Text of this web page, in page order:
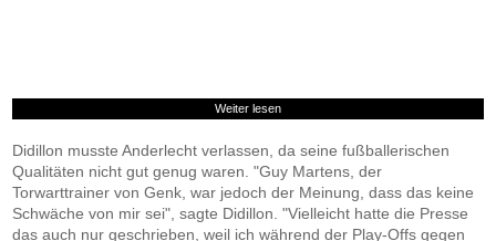
Weiter lesen
Didillon musste Anderlecht verlassen, da seine fußballerischen
Qualitäten nicht gut genug waren. "Guy Martens, der
Torwarttrainer von Genk, war jedoch der Meinung, dass das keine
Schwäche von mir sei", sagte Didillon. "Vielleicht hatte die Presse
das auch nur geschrieben, weil ich während der Play-Offs gegen